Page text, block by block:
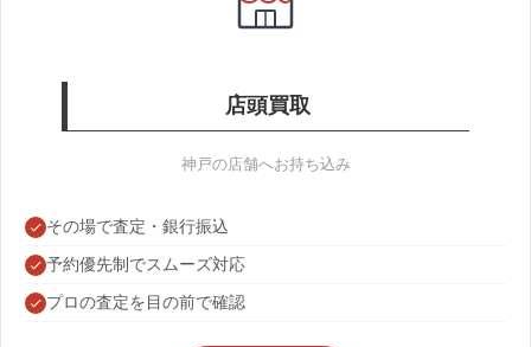
店頭買取
神戸の店舗へお持ち込み
その場で査定・銀行振込
予約優先制でスムーズ対応
プロの査定を目の前で確認